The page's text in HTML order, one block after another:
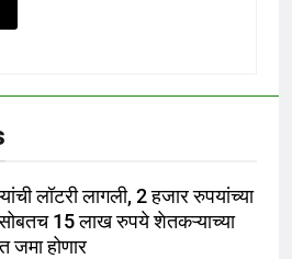
लॉटरी लागली, 2 हजार रुपयांच्या
सोबतच 15 लाख रुपये शेतकऱ्याच्या
जमा होणार